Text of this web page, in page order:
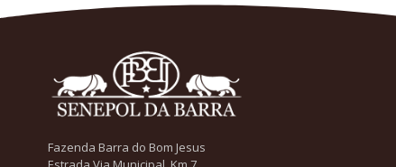
Fazenda Barra do Bom Jesus